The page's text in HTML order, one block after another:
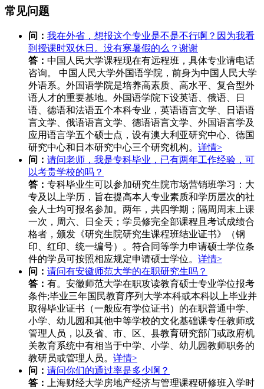
常见问题
问： 我在外省，想报这个专业是不是不行啊？因为我看
到授课时双休日。没有寒暑假的么？谢谢
答： 中国人民大学课程现在有远程班，具体专业请电话
咨询。 中国人民大学外国语学院，前身为中国人民大学
外语系。外国语学院是培养高素质、高水平、复合型外
语人才的重要基地。外国语学院下设英语、俄语、日
语、德语和法语五个本科专业，英语语言文学、日语语
言文学、俄语语言文学、德语语言文学、外国语言学及
应用语言学五个硕士点，设有澳大利亚研究中心、德国
研究中心和日本研究中心三个研究机构。 详情>
问： 请问老师，我是专科毕业，已有两年工作经验，可
以考贵学校的吗？
答： 专科毕业生可以参加研究生院市场营销班学习：大
专及以上学历，旨在提高本人专业素质和学历层次的社
会人士均可报名参加。两年，共四学期；隔周周末上课
一次，周六、日全天；学员修完全部课程且考试成绩合
格者，颁发《研究生院研究生课程班结业证书》（钢
印、红印、统一编号）。符合同等学力申请硕士学位条
件的学员可按照相应规定申请硕士学位。 详情>
问： 请问有安徽师范大学的在职研究生吗？
答： 有。安徽师范大学在职攻读教育硕士专业学位报考
条件;毕业三年国民教育序列大学本科或本科以上毕业并
取得毕业证书（一般应有学位证书）的在职普通中学、
小学、幼儿园和其他中等学校的文化基础课专任教师或
管理人员，以及省、市、区、县教育研究部门或政府机
关教育系统中有相当于中学、小学、幼儿园教师职务的
教研员或管理人员。 详情>
问： 请问你们的通过率是多少啊？
答：
上海财经大学房地产经济与管理课程研修班入学时